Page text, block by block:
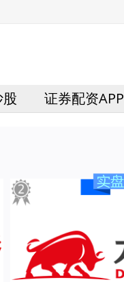
证券配资APP